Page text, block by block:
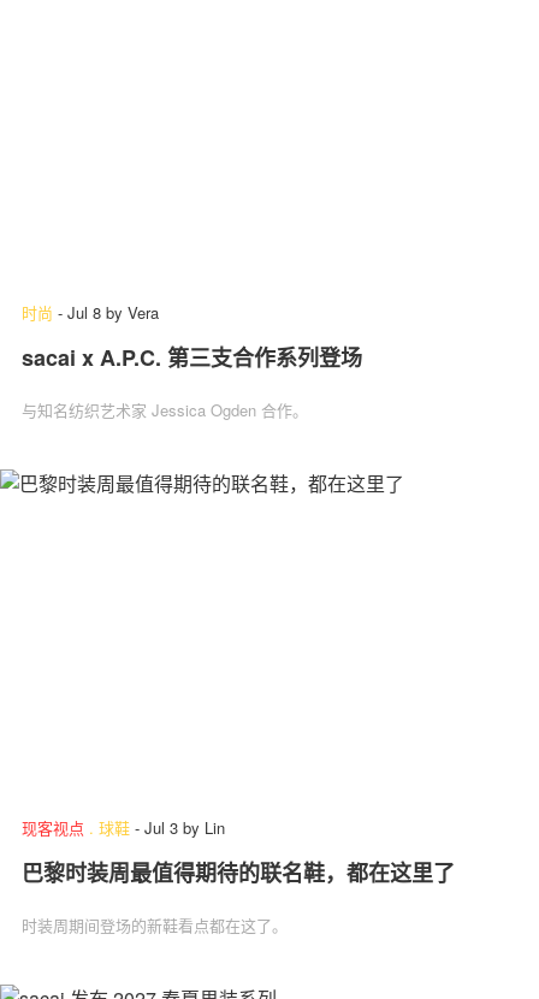
时尚 - Jul 8 by Vera
sacai x A.P.C. 第三支合作系列登场
与知名纺织艺术家 Jessica Ogden 合作。
现客视点 . 球鞋 - Jul 3 by Lin
巴黎时装周最值得期待的联名鞋，都在这里了
时装周期间登场的新鞋看点都在这了。